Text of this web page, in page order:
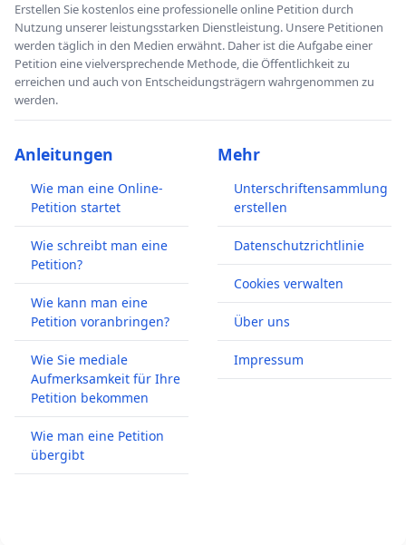
Erstellen Sie kostenlos eine professionelle online Petition durch
Nutzung unserer leistungsstarken Dienstleistung. Unsere Petitionen
werden täglich in den Medien erwähnt. Daher ist die Aufgabe einer
Petition eine vielversprechende Methode, die Öffentlichkeit zu
erreichen und auch von Entscheidungsträgern wahrgenommen zu
werden.
Anleitungen
Wie man eine Online-
Petition startet
Wie schreibt man eine
Petition?
Wie kann man eine
Petition voranbringen?
Wie Sie mediale
Aufmerksamkeit für Ihre
Petition bekommen
Wie man eine Petition
übergibt
Mehr
Unterschriftensammlung
erstellen
Datenschutzrichtlinie
Cookies verwalten
Über uns
Impressum